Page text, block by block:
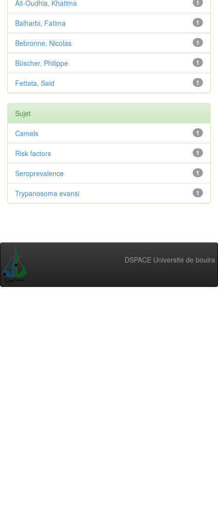
1
Ait-Oudhia, Khatima
1
Balharbi, Fatima
1
Bebronne, Nicolas
1
Büscher, Philippe
1
Fettata, Said
Sujet
1
Camels
1
Risk factors
1
Seroprevalence
1
Trypanosoma evansi
DSPACE Université de bouira